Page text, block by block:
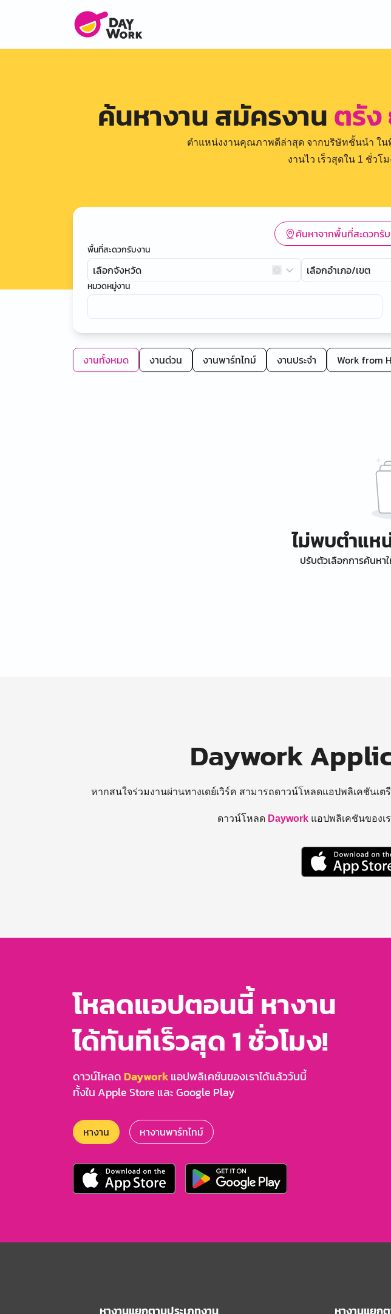
ค้นหางาน สมัครงานตรัง
ตำแหน่งงานคุณภาพดีล่าสุด จากบริษัทชั้นนำ ใ
งานไว เร็วสุดใน 1 ชั่ว
ค้นหาจากพื้นที่สะดวกรั
พื้นที่สะดวกรับงาน
เลือกจังหวัด เลือกอำเภอ/เขต
หมวดหมู่งาน
งานทั้งหมด งานด่วน งานพาร์ทไทม์ งานประจำ Work from
ไม่พบตำแ
ปรับตัวเลือกการค้นห
Daywork
หากสนใจร่วมงานผ่านทางเดย์เวิร์ค สามารถดาวน์โหลดแอปพลิเคชันเต
ดาวน์โหลด Daywork แอปพลิเคชันของเ
โหลดแอปตอนนี้ หางาน
ได้ทันทีเร็วสุด 1 ชั่วโมง!
ดาวน์โหลด Dayworkแอปพลิเคชันของเราได้แล้ววันนี้
ทั้งใน Apple Store และ Google Play
หางาน หางานพาร์ทไทม์
หางานแยกตามประเภทงาน หางานแยก